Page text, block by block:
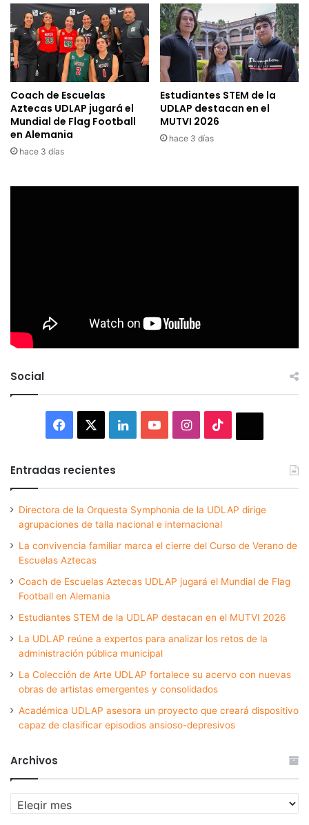
Coach de Escuelas
Aztecas UDLAP jugará el
Mundial de Flag Football
en Alemania
hace 3 días
Estudiantes STEM de la
UDLAP destacan en el
MUTVI 2026
hace 3 días
Social
Facebook LinkedInYouTubeInstagram
Entradas recientes
Directora de la Orquesta Symphonia de la UDLAP dirige
agrupaciones de talla nacional e internacional
La convivencia familiar marca el cierre del Curso de Verano de
Escuelas Aztecas
Coach de Escuelas Aztecas UDLAP jugará el Mundial de Flag
Football en Alemania
Estudiantes STEM de la UDLAP destacan en el MUTVI 2026
La UDLAP reúne a expertos para analizar los retos de la
administración pública municipal
La Colección de Arte UDLAP fortalece su acervo con nuevas
obras de artistas emergentes y consolidados
Académica UDLAP asesora un proyecto que creará dispositivo
capaz de clasificar episodios ansioso-depresivos
Archivos
Archivos